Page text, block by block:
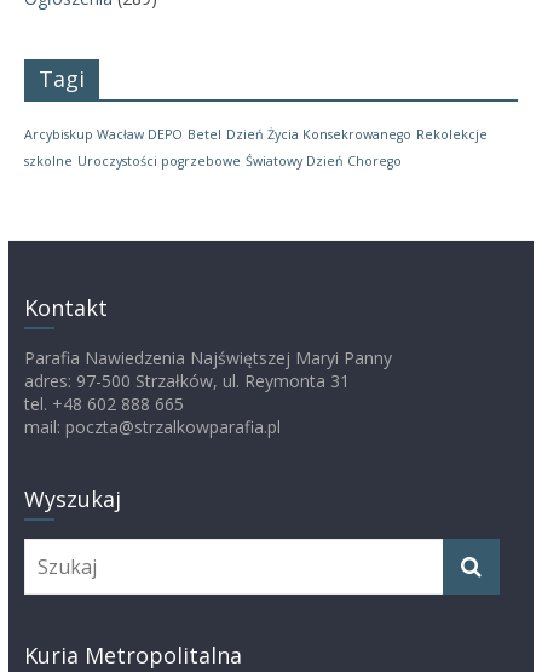
Tagi
Arcybiskup Wacław DEPO Betel Dzień Życia Konsekrowanego Rekolekcje
szkolne Uroczystości pogrzebowe Światowy Dzień Chorego
Kontakt
Parafia Nawiedzenia Najświętszej Maryi Panny
adres: 97-500 Strzałków, ul. Reymonta 31
tel. +48 602 888 665
mail: poczta@strzalkowparafia.pl
Wyszukaj
Kuria Metropolitalna